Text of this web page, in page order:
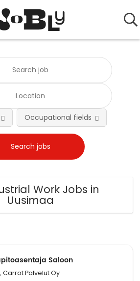
Occupational fields
Work Jobs in
Uusimaa
Saloon
Carrot Palvelut Oy